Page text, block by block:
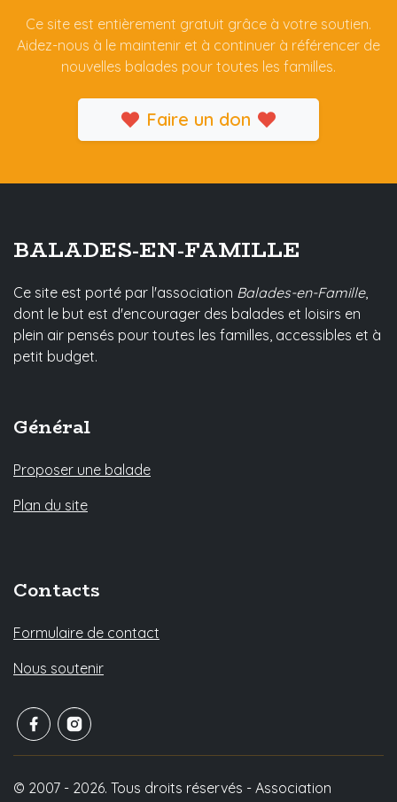
Ce site est entièrement gratuit grâce à votre soutien.
Aidez-nous à le maintenir et à continuer à référencer de
nouvelles balades pour toutes les familles.
Faire un don
BALADES-EN-FAMILLE
Ce site est porté par l'association Balades-en-Famille,
dont le but est d'encourager des balades et loisirs en
plein air pensés pour toutes les familles, accessibles et à
petit budget.
Général
Proposer une balade
Plan du site
Contacts
Formulaire de contact
Nous soutenir
© 2007 - 2026. Tous droits réservés - Association